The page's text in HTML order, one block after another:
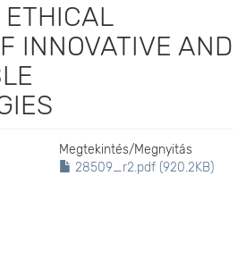
INNOVATIVE AND
Megtekintés/Megnyitás
28509_r2.pdf (920.2KB)